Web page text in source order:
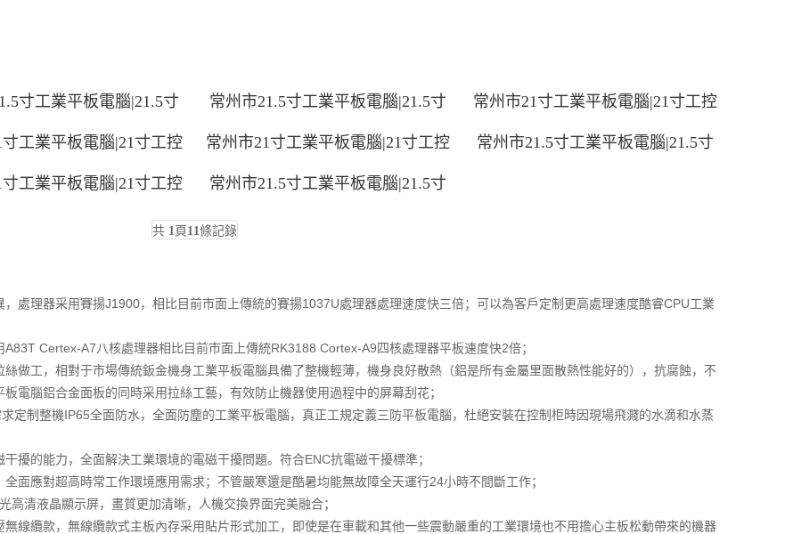
寸工業平板電腦|21.5寸 常州市21.5寸工業平板電腦|21.5寸 常州市21寸工業平板電腦|21寸工控
工業平板電腦|21寸工控 常州市21寸工業平板電腦|21寸工控 常州市21.5寸工業平板電腦|21.5寸
工業平板電腦|21寸工控 常州市21.5寸工業平板電腦|21.5寸
共 1 頁 11 條記錄
處理器采用賽揚J1900，相比目前市面上傳統的賽揚1037U處理器處理速度快三倍；可以為客戶定制更高處理速度酷睿CPU工業
Certex-A7八核處理器相比目前市面上傳統RK3188 Cortex-A9四核處理器平板速度快2倍；
做工，相對于市場傳統鈑金機身工業平板電腦具備了整機輕薄，機身良好散熱（鋁是所有金屬里面散熱性能好的），抗腐蝕，不
電腦鋁合金面板的同時采用拉絲工藝，有效防止機器使用過程中的屏幕刮花；
定制整機IP65全面防水，全面防塵的工業平板電腦，真正工規定義三防平板電腦，杜絕安裝在控制柜時因現場飛濺的水滴和水蒸
擾的能力，全面解決工業環境的電磁干擾問題。符合ENC抗電磁干擾標準；
面應對超高時常工作環境應用需求；不管嚴寒還是酷暑均能無故障全天運行24小時不間斷工作；
清液晶顯示屏，畫質更加清晰，人機交換界面完美融合；
線纜款，無線纜款式主板內存采用貼片形式加工，即使是在車載和其他一些震動嚴重的工業環境也不用擔心主板松動帶來的機器